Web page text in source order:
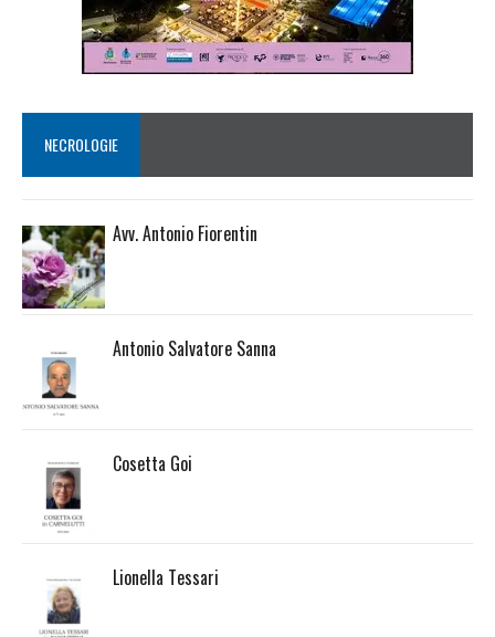
NECROLOGIE
Avv. Antonio Fiorentin
Antonio Salvatore Sanna
Cosetta Goi
Lionella Tessari